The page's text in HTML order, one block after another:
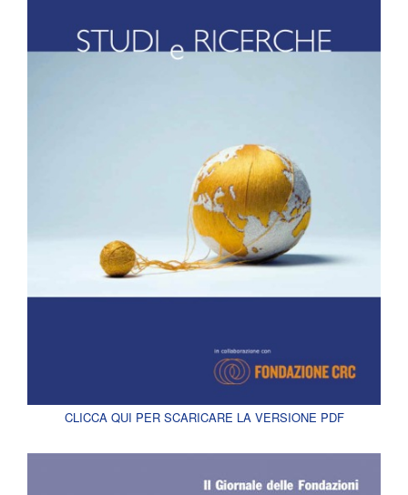
CLICCA QUI PER SCARICARE LA VERSIONE PDF